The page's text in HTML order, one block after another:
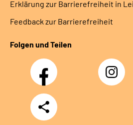
Erklärung zur Barrierefreiheit in
Feedback zur Barrierefreiheit
Folgen und Teilen
Facebook Instagram
Teilen